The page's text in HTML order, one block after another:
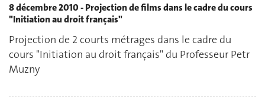
8 décembre 2010 - Projection de films dans le cadre du cours
"Initiation au droit français"
Projection de 2 courts métrages dans le cadre du
cours "Initiation au droit français" du Professeur Petr
Muzny